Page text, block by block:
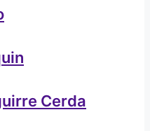
Cerda